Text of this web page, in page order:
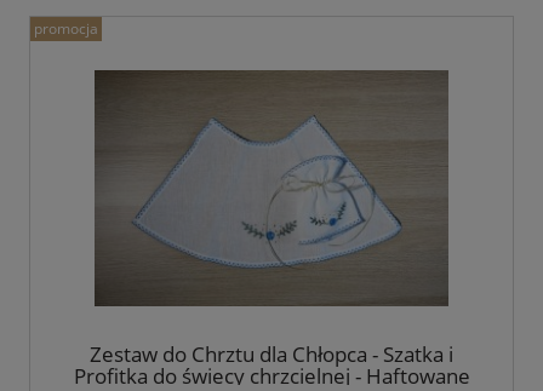
Zestaw do Chrztu dla Chłopca - Szatka i
Profitka do świecy chrzcielnej - Haftowane
promocja